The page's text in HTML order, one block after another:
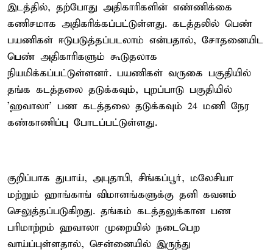
இடத்தில், தற்போது அதிகாரிகளின் எண்ணிக்கை
கணிசமாக அதிகரிக்கப்பட்டுள்ளது. கடத்தலில் பெண்
பயணிகள் ஈடுபடுத்தப்படலாம் என்பதால், சோதனையிட
பெண் அதிகாரிகளும் கூடுதலாக
நியமிக்கப்பட்டுள்ளனர். பயணிகள் வருகை பகுதியில்
தங்க கடத்தலை தடுக்கவும், புறப்பாடு பகுதியில்
'ஹவாலா' பண கடத்தலை தடுக்கவும் 24 மணி நேர
கண்காணிப்பு போடப்பட்டுள்ளது.
குறிப்பாக துபாய், அபுதாபி, சிங்கப்பூர், மலேசியா
மற்றும் ஹாங்காங் விமானங்களுக்கு தனி கவனம்
செலுத்தப்படுகிறது. தங்கம் கடத்தலுக்கான பண
பரிமாற்றம் ஹவாலா முறையில் நடைபெற
வாய்ப்புள்ளதால், சென்னையில் இருந்து